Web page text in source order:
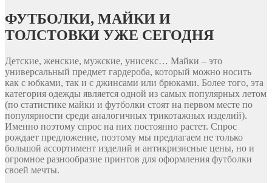
ФУТБОЛКИ, МАЙКИ И
ТОЛСТОВКИ УЖЕ СЕГОДНЯ
Детские, женские, мужские, унисекс… Майки – это
универсальный предмет гардероба, который можно носить
как с юбками, так и с джинсами или брюками. Более того, эта
категория одежды является одной из самых популярных летом
(по статистике майки и футболки стоят на первом месте по
популярности среди аналогичных трикотажных изделий).
Именно поэтому спрос на них постоянно растет. Спрос
рождает предложение, поэтому мы предлагаем не только
большой ассортимент изделий и антикризисные цены, но и
огромное разнообразие принтов для оформления футболки
своей мечты.